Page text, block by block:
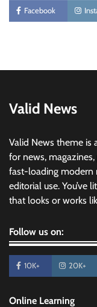
Facebook
Valid News
Valid News theme is
for news,
fast-loading modern
editorial use. You’ve
that looks or works
Follow us on:
10K+ 20K+
Online Learning